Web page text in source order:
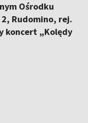
Ośrodku
Rudomino, rej.
koncert „Kolędy